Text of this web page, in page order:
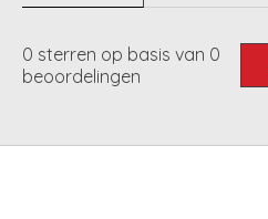
0 sterren op basis van 0
beoordelingen